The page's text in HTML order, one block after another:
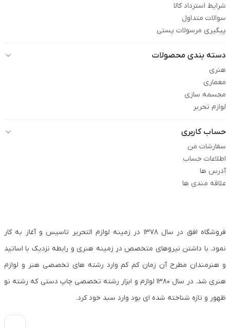
شرایط استرداد کالا
سوالات متداول
پیگیری مرسولات پستی
دسته بندی محصولات
هنری
معماری
مجسمه سازی
لوازم تحریر
حساب کاربری
سفارشات من
اطلاعات حساب
آدرس ها
علاقه مندی ها
فروشگاه افق در سال ۱۳۷۸ در زمینه لوازم التحریر تاسیس و آغاز به کار
نمود. با داشتن نیروهای متخصص در زمینه هنری و رابطه نزدیک با اساتید
و هنرمندان مطرح آن زمان کم کم وارد رشته های تخصصی هنر و لوازم
هنری شد. در سال ۱۳۸۰ لوازم و ابزار رشته تخصصی چاپ دستی که رشته نو
ظهور و تازه شناخته شده ای بود وارد سبد خود کرد.